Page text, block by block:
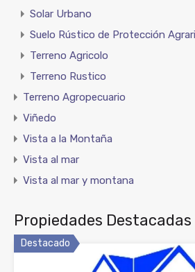
Solar Urbano
Suelo Rústico de Protección
Terreno Agricolo
Terreno Rustico
Terreno Agropecuario
Viñedo
Vista a la Montaña
Vista al mar
Vista al mar y montana
Propiedades Destacadas
Destacado